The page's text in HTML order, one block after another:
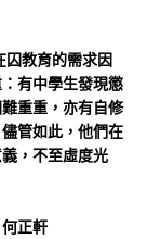
囚教育的需求因
有中學生發現懲
重重，亦有自修
管如此，他們在
，不至虛度光
何正軒